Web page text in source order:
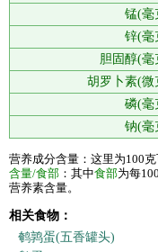
锰(毫
锌(毫
胆固醇(毫
胡罗卜素(微
磷(毫
钠(毫
营养成分含量：这里为100
含量/食部 ：其中食部为每
营养素含量。
相关食物：
鹌鹑蛋(五香罐头)